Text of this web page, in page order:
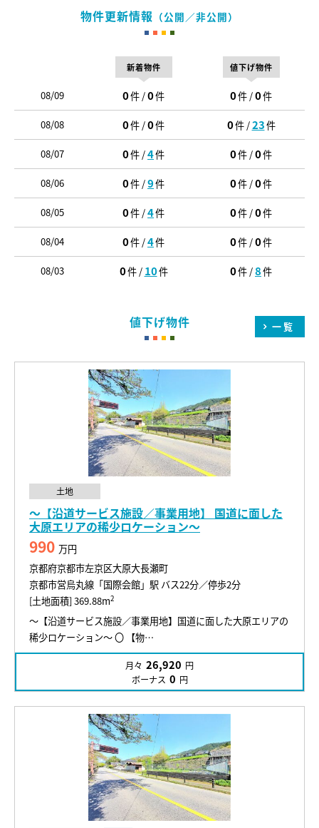
物件更新情報 （公開／非公開）
新着物件 値下げ物件
08/09 0件 /0件 0件 /0件
08/08 0件 /0件 0件 /23件
08/07 0件 /4件 0件 /0件
08/06 0件 /9件 0件 /0件
08/05 0件 /4件 0件 /0件
08/04 0件 /4件 0件 /0件
08/03 0件 / 10件 0件 /8件
値下げ物件 一覧
土地
～【沿道サービス施設／事業用地】 国道に面した
大原エリアの稀少ロケーション～
990 万円
京都府京都市左京区大原大長瀬町
京都市営烏丸線「国際会館」駅 バス22分／停歩2分
[土地面積] 369.88m2
～【沿道サービス施設／事業用地】国道に面した大原エリアの
稀少ロケーション～ 〇 【物…
月々 26,920 円
ボーナス 0 円